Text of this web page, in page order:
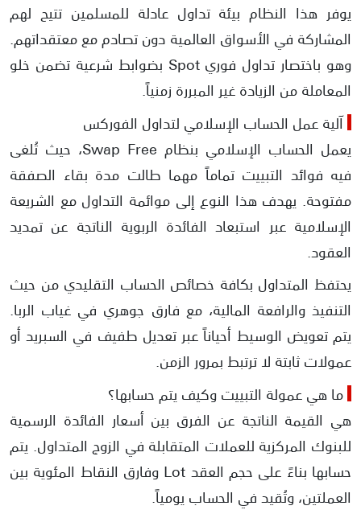
أفضل شركة تداول إسلامية
​يوفر هذا النظام بيئة تداول عادلة للمسلمين تتيح لهم
المشاركة في الأسواق العالمية دون تصادم مع معتقداتهم.
وهو باختصار تداول فوري Spot بضوابط شرعية تضمن خلو
المعاملة من الزيادة غير المبررة زمنياً.
​آلية عمل الحساب الإسلامي لتداول الفوركس
​يعمل الحساب الإسلامي بنظام Swap Free، حيث تُلغى
فيه فوائد التبييت تماماً مهما طالت مدة بقاء الصفقة
مفتوحة. يهدف هذا النوع إلى موائمة التداول مع الشريعة
الإسلامية عبر استبعاد الفائدة الربوية الناتجة عن تمديد
العقود.
​يحتفظ المتداول بكافة خصائص الحساب التقليدي من حيث
التنفيذ والرافعة المالية، مع فارق جوهري في غياب الربا.
يتم تعويض الوسيط أحياناً عبر تعديل طفيف في السبريد أو
عمولات ثابتة لا ترتبط بمرور الزمن.
​ما هي عمولة التبييت وكيف يتم حسابها؟
​هي القيمة الناتجة عن الفرق بين أسعار الفائدة الرسمية
للبنوك المركزية للعملات المتقابلة في الزوج المتداول. يتم
حسابها بناءً على حجم العقد Lot وفارق النقاط المئوية بين
العملتين، وتُقيد في الحساب يومياً.